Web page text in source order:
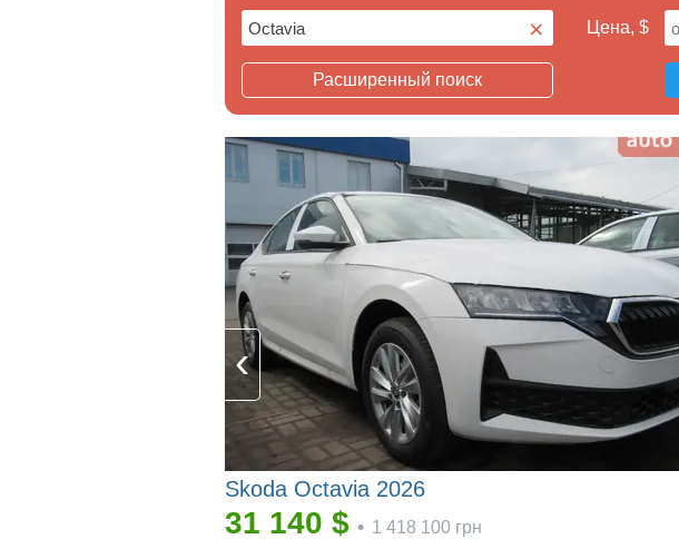
×
Цена, $
Расширенный поиск
Skoda Octavia 2026
31 140 $ • 1 418 100 грн